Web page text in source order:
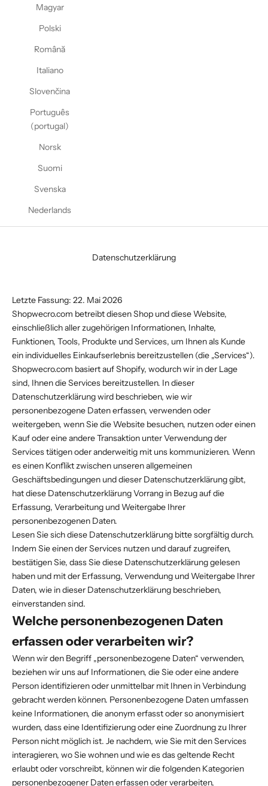
Magyar
Polski
Română
Italiano
Slovenčina
Português
(portugal)
Norsk
Suomi
Svenska
Nederlands
Datenschutzerklärung
Letzte Fassung: 22. Mai 2026
Shopwecro.com betreibt diesen Shop und diese Website,
einschließlich aller zugehörigen Informationen, Inhalte,
Funktionen, Tools, Produkte und Services, um Ihnen als Kunde
ein individuelles Einkaufserlebnis bereitzustellen (die „Services“).
Shopwecro.com basiert auf Shopify, wodurch wir in der Lage
sind, Ihnen die Services bereitzustellen. In dieser
Datenschutzerklärung wird beschrieben, wie wir
personenbezogene Daten erfassen, verwenden oder
weitergeben, wenn Sie die Website besuchen, nutzen oder einen
Kauf oder eine andere Transaktion unter Verwendung der
Services tätigen oder anderweitig mit uns kommunizieren. Wenn
es einen Konflikt zwischen unseren allgemeinen
Geschäftsbedingungen und dieser Datenschutzerklärung gibt,
hat diese Datenschutzerklärung Vorrang in Bezug auf die
Erfassung, Verarbeitung und Weitergabe Ihrer
personenbezogenen Daten.
Lesen Sie sich diese Datenschutzerklärung bitte sorgfältig durch.
Indem Sie einen der Services nutzen und darauf zugreifen,
bestätigen Sie, dass Sie diese Datenschutzerklärung gelesen
haben und mit der Erfassung, Verwendung und Weitergabe Ihrer
Daten, wie in dieser Datenschutzerklärung beschrieben,
einverstanden sind.
Welche personenbezogenen Daten
erfassen oder verarbeiten wir?
Wenn wir den Begriff „personenbezogene Daten“ verwenden,
beziehen wir uns auf Informationen, die Sie oder eine andere
Person identifizieren oder unmittelbar mit Ihnen in Verbindung
gebracht werden können. Personenbezogene Daten umfassen
keine Informationen, die anonym erfasst oder so anonymisiert
wurden, dass eine Identifizierung oder eine Zuordnung zu Ihrer
Person nicht möglich ist. Je nachdem, wie Sie mit den Services
interagieren, wo Sie wohnen und wie es das geltende Recht
erlaubt oder vorschreibt, können wir die folgenden Kategorien
personenbezogener Daten erfassen oder verarbeiten,